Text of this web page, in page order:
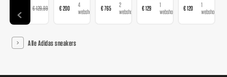
€ 129,99
webshops
€ 200
4
webshops
€ 765
2
webshops
€ 129
1
webshop
€ 120
1
webshop
Alle Adidas sneakers